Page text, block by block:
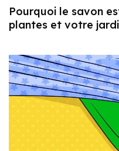
Pourquoi le savon
plantes et votre